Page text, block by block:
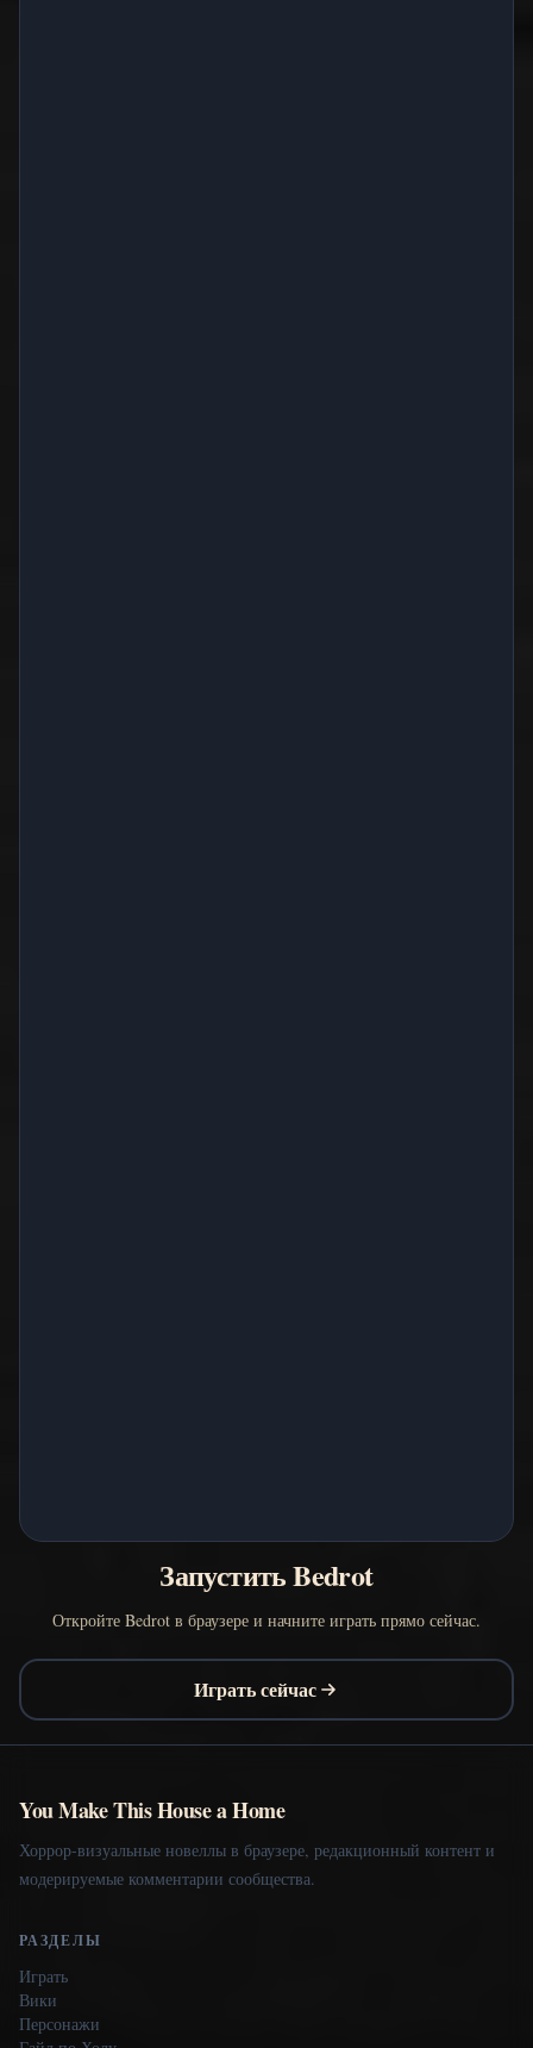
Запустить Bedrot
Откройте Bedrot в браузере и начните играть прямо сейчас.
Играть сейчас
You Make This House a Home
Хоррор-визуальные новеллы в браузере, редакционный контент и
модерируемые комментарии сообщества.
РАЗДЕЛЫ
Играть
Вики
Персонажи